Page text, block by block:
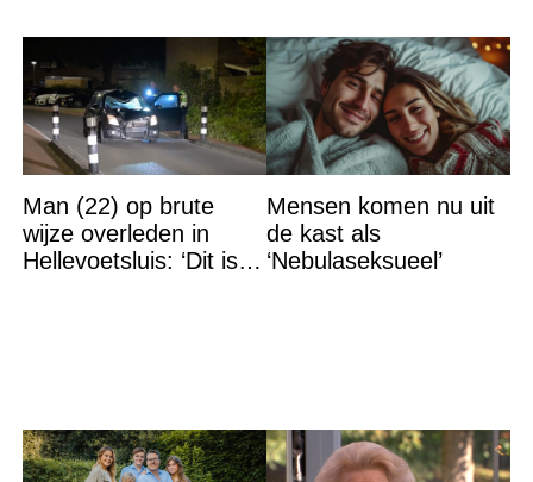
Man (22) op brute
wijze overleden in
Hellevoetsluis: ‘Dit is
Mensen komen nu uit
de kast als
‘Nebulaseksueel’